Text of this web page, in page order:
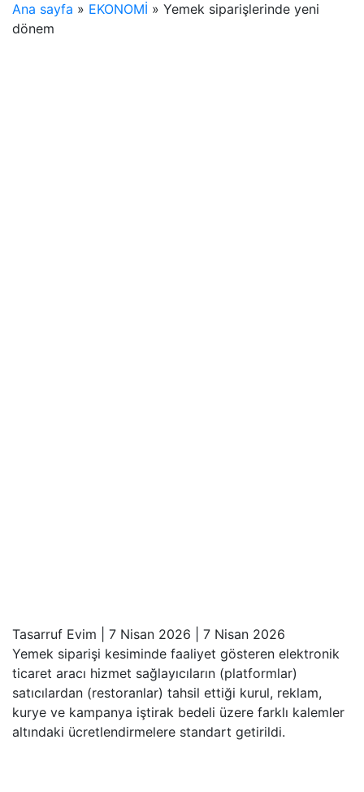
Ana sayfa » EKONOMİ » Yemek siparişlerinde yeni
dönem
Tasarruf Evim 7 Nisan 2026
7 Nisan 2026
Yemek siparişi kesiminde faaliyet gösteren elektronik
ticaret aracı hizmet sağlayıcıların (platformlar)
satıcılardan (restoranlar) tahsil ettiği kurul, reklam,
kurye ve kampanya iştirak bedeli üzere farklı kalemler
altındaki ücretlendirmelere standart getirildi.